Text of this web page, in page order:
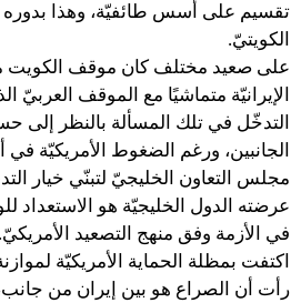
تقسيم على أسس طائفيّة، وهذا بدوره
الكويتيّ.
على صعيد مختلف كان موقف الكويت
الإيرانيّة متماشيًا مع الموقف العربيّ
التدخّل في تلك المسألة بالنظر إلى
الجانبين، ورغم الضغوط الأمريكيّة
مجلس التعاون الخليجيّ لتبنّي خيار
عرضته الدول الخليجيّة هو الاستعداد
في الأزمة وفق منهج التصعيد
اكتفت بمظلة الحماية الأمريكيّة
رأت أن الصراع هو بين إيران من جانب،